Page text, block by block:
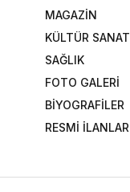
MAGAZİN
KÜLTÜR SANAT
SAĞLIK
FOTO GALERİ
BİYOGRAFİLER
RESMİ İLANLAR